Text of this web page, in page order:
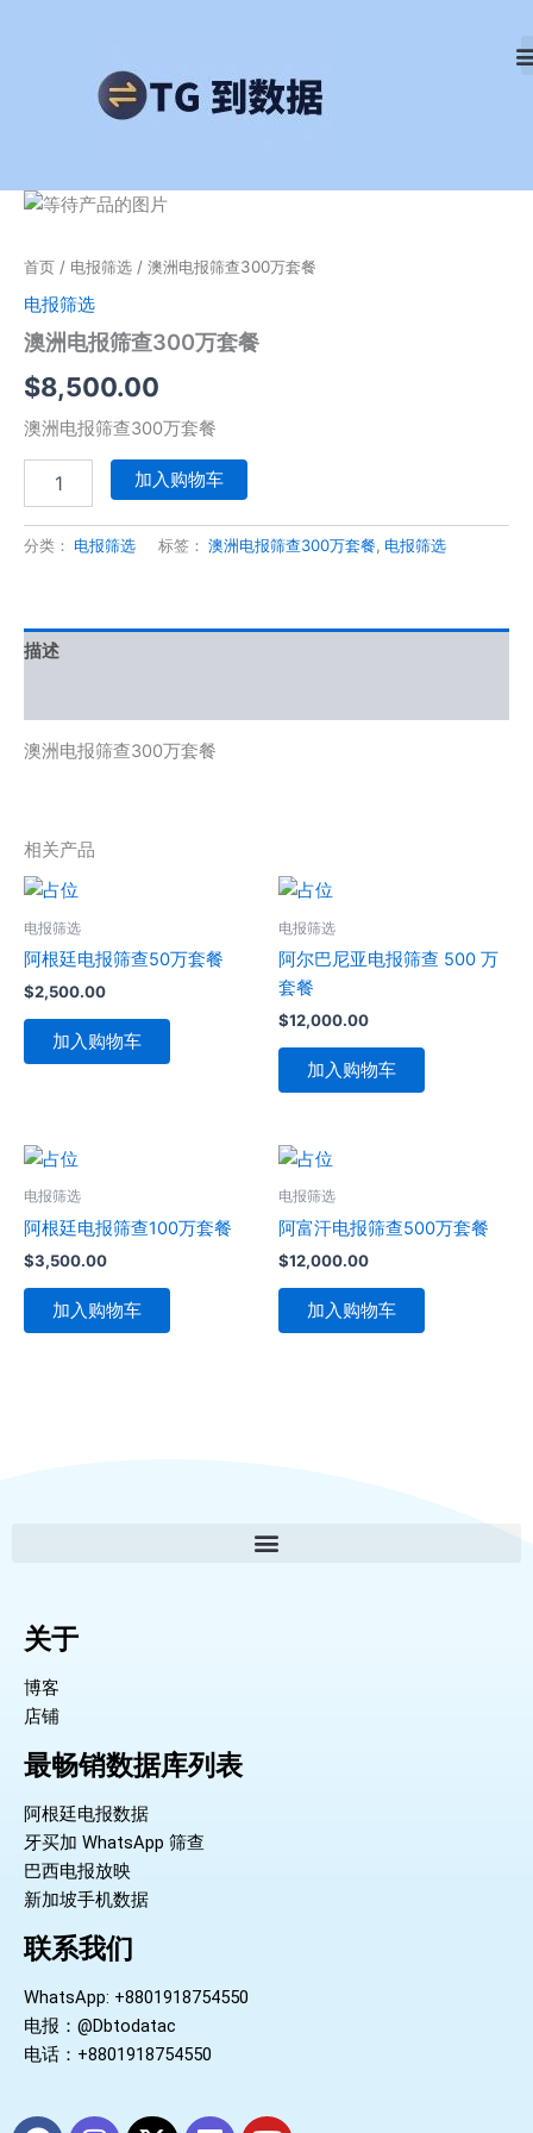
首页 / 电报筛选 / 澳洲电报筛查300万套餐
电报筛选
澳洲电报筛查300万套餐
$8,500.00
澳洲电报筛查300万套餐
澳
报
筛
查
300
套
数
量
加入购物车
分类： 电报筛选 标签： 澳洲电报筛查300万套餐, 电报筛选
描述
澳洲电报筛查300万套餐
相关产品
电报筛选
阿根廷电报筛查50万套餐
$2,500.00
加入购物车
电报筛选
阿尔巴尼亚电报筛查 500 万
套餐
$12,000.00
加入购物车
电报筛选
阿根廷电报筛查100万套餐
$3,500.00
加入购物车
电报筛选
阿富汗电报筛查500万套餐
$12,000.00
加入购物车
关于
博客
店铺
最畅销数据库列表
阿根廷电报数据
牙买加 WhatsApp 筛查
巴西电报放映
新加坡手机数据
联系我们
WhatsApp: +8801918754550
电报：@Dbtodatac
电话：+8801918754550